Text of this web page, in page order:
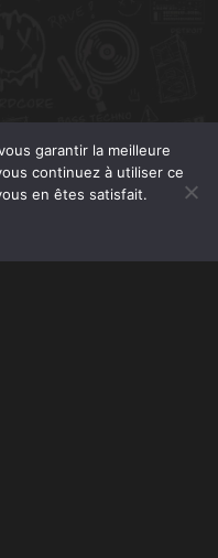
garantir la meilleure
continuez à utiliser ce
en êtes satisfait.